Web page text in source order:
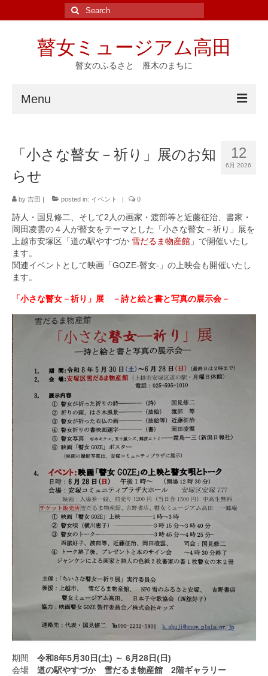
Search
for:
瞽女ミュージアム高田
瞽女のふるさと 雁木のまちに
Menu
ニュース
イベント
瞽女ゆかりの地
斎藤真一
瞽女の研究と資料
瞽女ミュージアム高田について
入会のご案内
お問合せ
12
6月 2026
「小さな瞽女－祈り」展のお知
らせ
by 吉田 | posted in: イベント | 0
詩人・国見修二、そして2人の画家・渡部等と近藤征治、書家・
岡田凌雲の４人が瞽女をテーマとした「小さな瞽女－祈り」展を
上越市安塚区「道の駅やすづか 雪だるま物産館 」で開催いたし
ます。
関連イベントとして映画「GOZE-瞽女-」の上映会も開催いたし
ます。
「小さな瞽女－祈り」展 －詩と絵と書と写真の展示会－
期間 令和8年5月30日(土) ～ 6月28日(日)
会場 道の駅やすづか
雪だるま物産館 2階ギャラリー